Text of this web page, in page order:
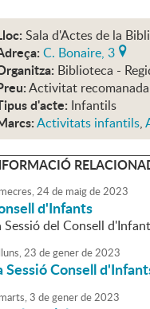
Sala d'Actes de la
C. Bonaire, 3
Biblioteca -
Activitat
d'acte: Infantils
Activitats infantils,
24de maigde2023
d'Infants
Sessió del Consell
23 degenerde2023
Sessió Consell
3 degenerde2023